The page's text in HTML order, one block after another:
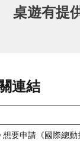
行體驗課程
桌遊有提
連結
要申請《國際總